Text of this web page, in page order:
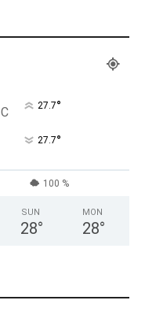
C 27.7°
27.7°
100 %
SUN
28°
MON
28°